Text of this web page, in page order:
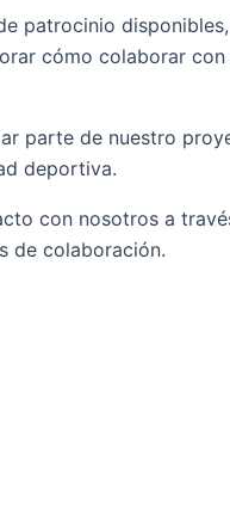
patrocinio
cómo colaborar
parte de nuestro
deportiva.
con nosotros a
de colaboración.